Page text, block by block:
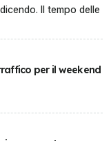
Il tempo delle
per il weekend